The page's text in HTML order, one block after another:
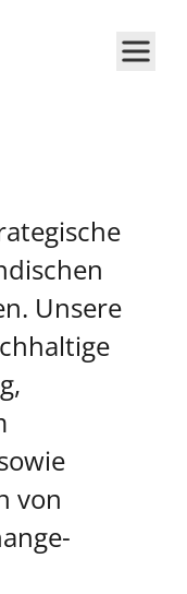
Unsere
von